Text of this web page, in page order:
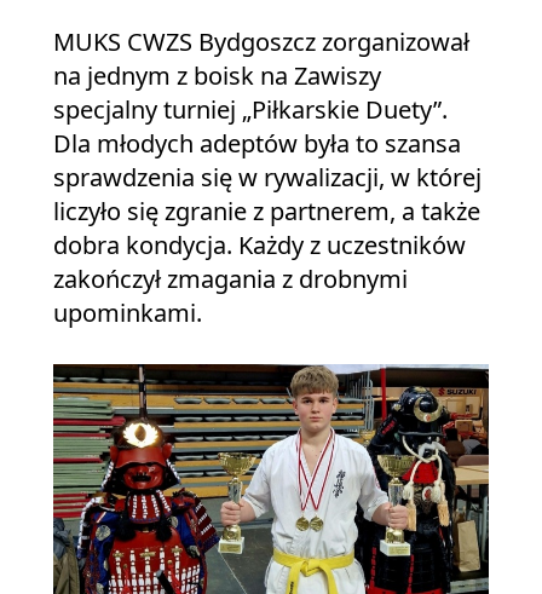
MUKS CWZS Bydgoszcz zorganizował
na jednym z boisk na Zawiszy
specjalny turniej „Piłkarskie Duety”.
Dla młodych adeptów była to szansa
sprawdzenia się w rywalizacji, w której
liczyło się zgranie z partnerem, a także
dobra kondycja. Każdy z uczestników
zakończył zmagania z drobnymi
upominkami.